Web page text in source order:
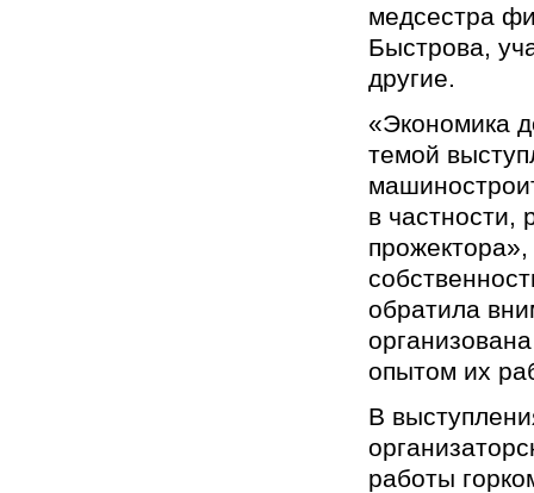
медсестра
Быстрова,
другие.
«Экономика
темой
в частности,
обратила
опытом их
В
работы